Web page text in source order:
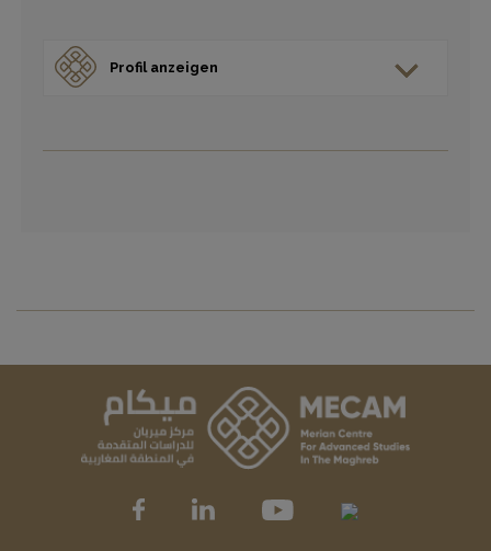
Profil anzeigen